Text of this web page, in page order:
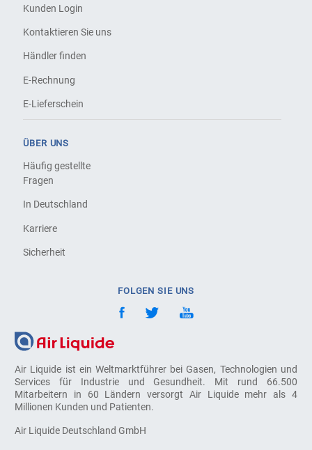
Air Liquide ist ein Weltmarktführer bei Gasen, Technologien und
Services für Industrie und Gesundheit. Mit rund 66.500
Mitarbeitern in 60 Ländern versorgt Air Liquide mehr als 4
Millionen Kunden und Patienten.
Air Liquide Deutschland GmbH
Kunden Login
Kontaktieren Sie uns
Händler finden
E-Rechnung
E-Lieferschein
ÜBER UNS
Häufig gestellte
Fragen
In Deutschland
Karriere
Sicherheit
FOLGEN SIE UNS